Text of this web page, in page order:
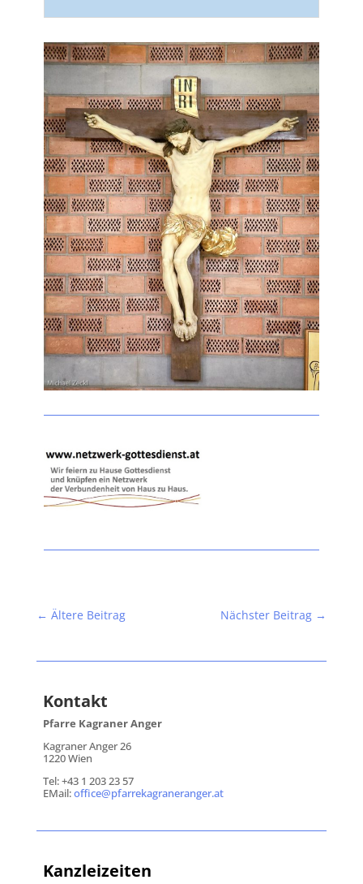
← Ältere Beitrag Nächster Beitrag →
Kontakt
Pfarre Kagraner Anger
Kagraner Anger 26
1220 Wien
Tel: +43 1 203 23 57
EMail:office@pfarrekagraneranger.at
Kanzleizeiten